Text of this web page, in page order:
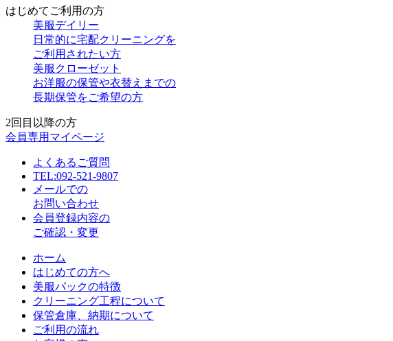
はじめてご利用の方
美服デイリー
日常的に宅配クリーニングを
ご利用されたい方
美服クローゼット
お洋服の保管や衣替えまでの
長期保管をご希望の方
2回目以降の方
会員専用マイページ
よくあるご質問
TEL:092-521-9807
メールでの
お問い合わせ
会員登録内容の
ご確認・変更
ホーム
はじめての方へ
美服パックの特徴
クリーニング工程について
保管倉庫、納期について
ご利用の流れ